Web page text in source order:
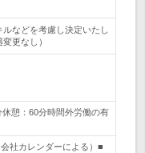
などを考慮し決定いたし
変更なし）
憩：60分時間外労働の有
社カレンダーによる）■